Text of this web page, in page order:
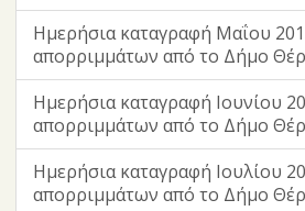
Ημερήσια καταγραφή Μαΐου
απορριμμάτων από το Δήμο
Ημερήσια καταγραφή Ιουνίου
απορριμμάτων από το Δήμο
Ημερήσια καταγραφή Ιουλίου
απορριμμάτων από το Δήμο